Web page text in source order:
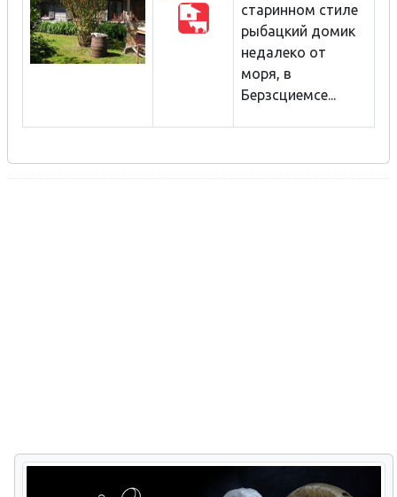
старинном стиле
рыбацкий домик
недалеко от
моря, в
Берзсциемсе...